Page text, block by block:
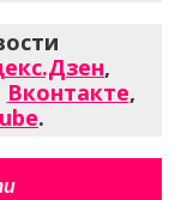
,
Вконтакте,
.